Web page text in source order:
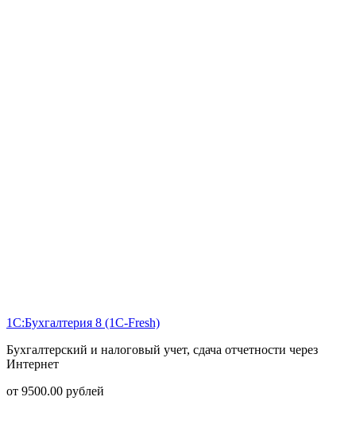
1С:Бухгалтерия 8 (1С-Fresh)
Бухгалтерский и налоговый учет, сдача отчетности через
Интернет
от 9500.00 рублей